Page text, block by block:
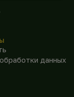
данных